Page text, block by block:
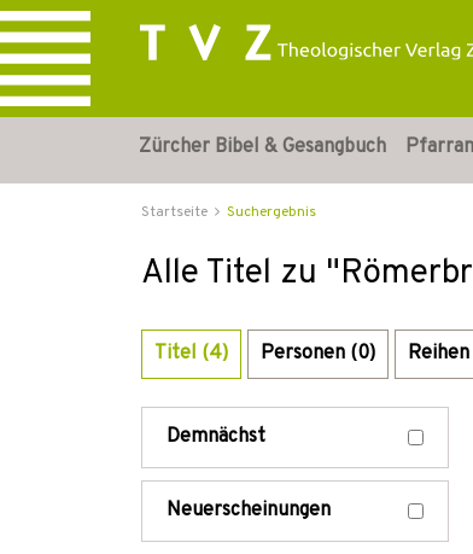
Zürcher Bibel & Gesangbuch
Startseite Suchergebnis
Alle Titel zu
Titel (4) Personen (0)
Demnächst
Neuerscheinungen